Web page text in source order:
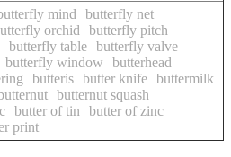
mind
butterfly net
orchid
butterfly pitch
butterfly table butterfly valve
butterfly window
butterhead
butteris butter knife buttermilk
butternut squash
butter of tin
butter of zinc
print